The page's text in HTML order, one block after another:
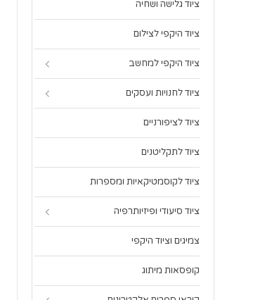
ציוד גלישה ושחיה
ציוד היקפי לצילום
ציוד היקפי למחשב
ציוד לחנויות ועסקים
ציוד לציפורניים
ציוד לתקליטנים
ציוד לקוסמטיקאיות ומספרות
ציוד סיעודי ופיזיותרפיה
צמיגים וציוד היקפי
קופסאות מיתוג